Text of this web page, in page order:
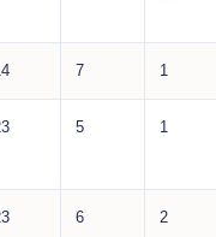
7 1
5 1
6 2